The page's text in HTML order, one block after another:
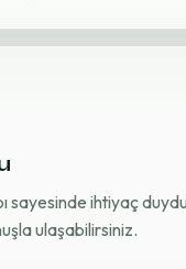
sayesinde ihtiyaç
ulaşabilirsiniz.